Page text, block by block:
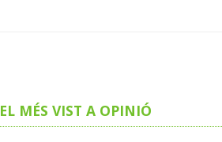
EL MÉS VIST A OPINIÓ